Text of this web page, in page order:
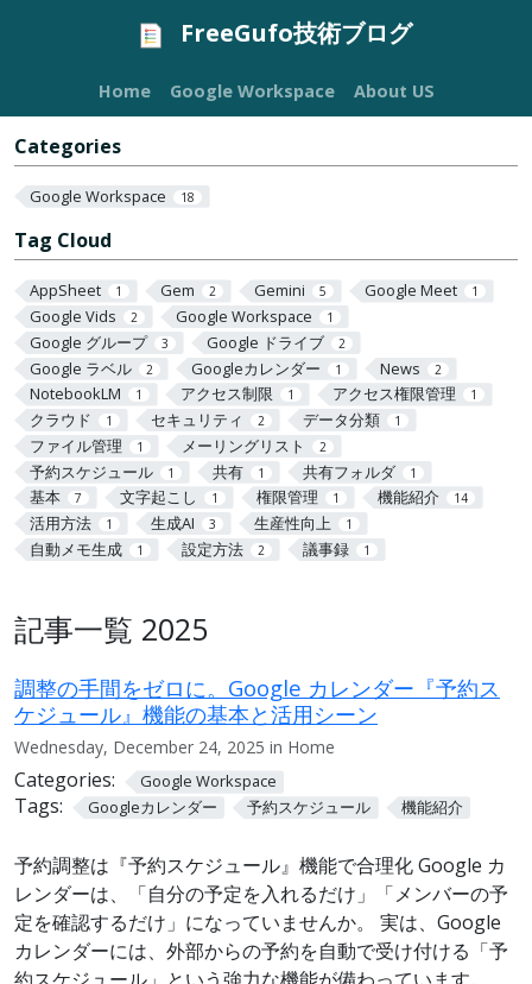
FreeGufo技術ブログ
Home Google Workspace About US
Categories
Google Workspace 18
Tag Cloud
AppSheet 1 Gem 2 Gemini 5 Google Meet 1
Google Vids 2 Google Workspace 1
Google グループ 3 Google ドライブ 2
Google ラベル 2 Googleカレンダー 1 News 2
NotebookLM 1 アクセス制限 1 アクセス権限管理 1
クラウド 1 セキュリティ 2 データ分類 1
ファイル管理 1 メーリングリスト 2
予約スケジュール 1 共有 1 共有フォルダ 1
基本 7 文字起こし 1 権限管理 1 機能紹介 14
活用方法 1 生成AI 3 生産性向上 1
自動メモ生成 1 設定方法 2 議事録 1
記事一覧 2025
調整の手間をゼロに。Google カレンダー『予約ス
ケジュール』機能の基本と活用シーン
Wednesday, December 24, 2025 in Home
Categories: Google Workspace
Tags: Googleカレンダー 予約スケジュール 機能紹介
予約調整は『予約スケジュール』機能で合理化 Google カ
レンダーは、「自分の予定を入れるだけ」「メンバーの予
定を確認するだけ」になっていませんか。 実は、Google
カレンダーには、外部からの予約を自動で受け付ける「予